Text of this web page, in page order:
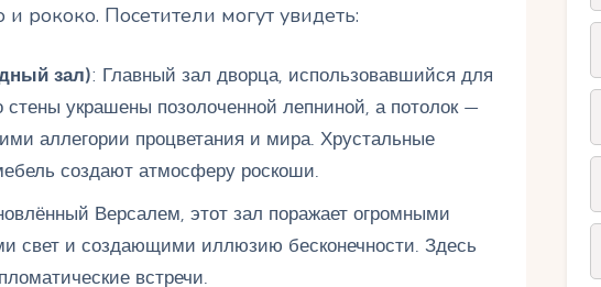
рококо. Посетители могут увидеть:
зал): Главный зал дворца, использовавшийся для
стены украшены позолоченной лепниной, а потолок —
аллегории процветания и мира. Хрустальные
создают атмосферу роскоши.
Версалем, этот зал поражает огромными
свет и создающими иллюзию бесконечности. Здесь
встречи.